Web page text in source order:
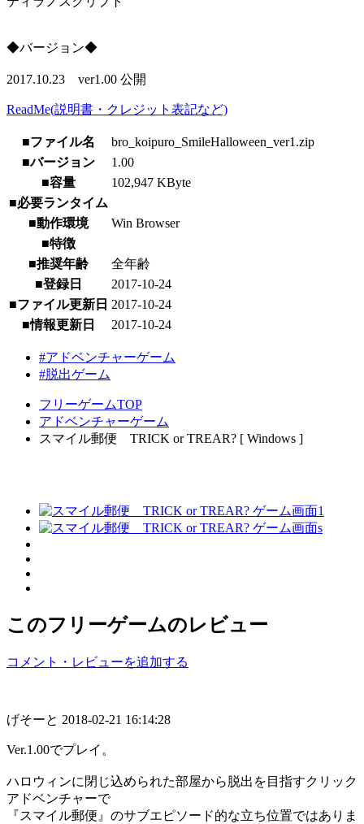
◆バージョン◆
2017.10.23 ver1.00 公開
ReadMe(説明書・クレジット表記など)
■ファイル名
bro_koipuro_SmileHalloween_ver1.zip
■バージョン
1.00
■容量
102,947 KByte
■必要ランタイム
■動作環境
Win Browser
■特徴
■推奨年齢
全年齢
■登録日
2017-10-24
■ファイル更新日 2017-10-24
■情報更新日
2017-10-24
#アドベンチャーゲーム
#脱出ゲーム
フリーゲームTOP
アドベンチャーゲーム
スマイル郵便 TRICK or TREAR? [ Windows ]
このフリーゲームのレビュー
コメント・レビューを追加する
げそーと 2018-02-21 16:14:28
Ver.1.00でプレイ。
ハロウィンに閉じ込められた部屋から脱出を目指すクリック
アドベンチャーで
『スマイル郵便』のサブエピソード的な立ち位置ではありま